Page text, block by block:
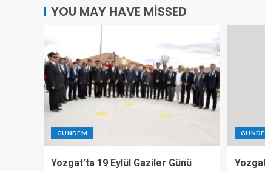
YOU MAY HAVE MISSED
GÜNDEM
Yozgat’ta 19 Eylül Gaziler Günü